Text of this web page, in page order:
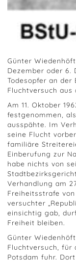
Günter
Dezember oder 6.
Todesopfer an der
Fluchtversuch aus
Am 11. Oktober
festgenommen,
ausspähte. Im
seine Flucht
familiäre
Einberufung zur
habe nichts von
Verhandlung am
Freiheitsstrafe
versuchter
einsichtig gab,
Freiheit bleiben.
Günter
Fluchtversuch, für
Potsdam fuhr.